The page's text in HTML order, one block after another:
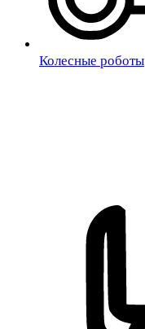
Колесные роботы